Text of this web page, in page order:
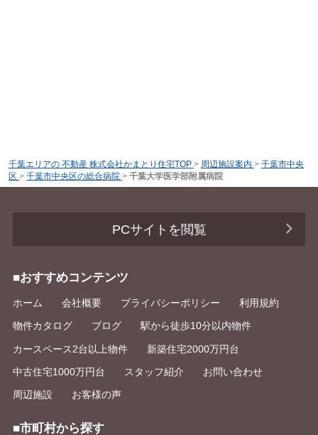
千葉エリアの 不動産 株式会社かまとり住宅TOP > 周辺施設案内 > 千葉市中央
区 > 千葉市中央区の総合病院 > 千葉大学医学部附属病院
PCサイトを閲覧
■おすすめコンテンツ
ホーム 会社概要 プライバシーポリシー 利用規約
物件カタログ ブログ 駅から徒歩10分以内物件
カースペース2台以上物件 新築住宅2000万円台
中古住宅1000万円台 スタッフ紹介 お問い合わせ
周辺施設 お客様の声
■市町村から探す